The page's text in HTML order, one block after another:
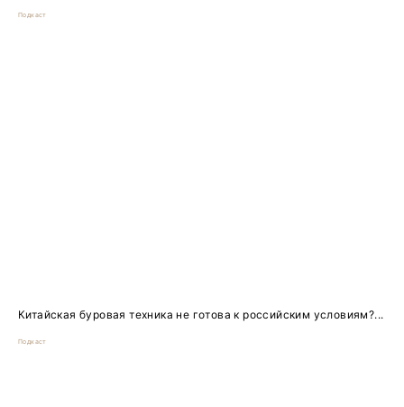
Подкаст
Китайская буровая техника не готова к российским условиям?...
Подкаст